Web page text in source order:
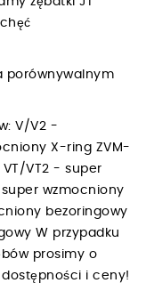
porównywalnym
V/V2 -
X-ring ZVM-
VT2 - super
wzmocniony
bezoringowy
W przypadku
prosimy o
i ceny!